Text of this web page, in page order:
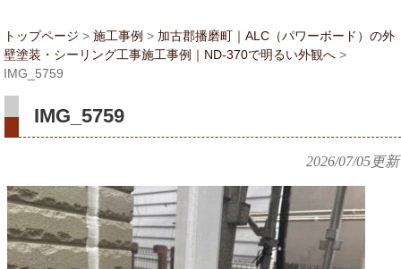
トップページ > 施工事例 > 加古郡播磨町｜ALC（パワーボード）の外
壁塗装・シーリング工事施工事例｜ND-370で明るい外観へ >
IMG_5759
IMG_5759
2026/07/05更新